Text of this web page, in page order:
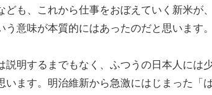
ども、これから仕事をおぼえていく新米が
意味が本質的にはあったのだと思います。
説明するまでもなく、ふつうの日本人には
ます。明治維新から急激にはじまった「